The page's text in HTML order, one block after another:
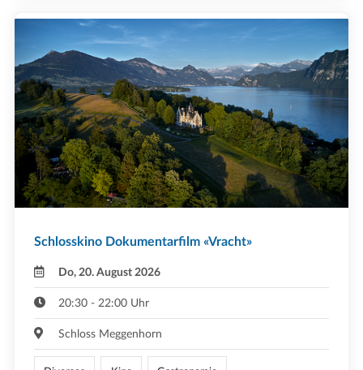
Schlosskino Dokumentarfilm «Vracht»
Do, 20. August 2026
20:30 - 22:00 Uhr
Schloss Meggenhorn